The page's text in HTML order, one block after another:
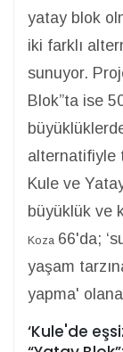
yatay blok
iki farklı
sunuyor.
Blok”ta ise
alternatifiyle
Kule ve
büyüklük ve
Koza 66'da;
yaşam
yapma'
‘Kule'de